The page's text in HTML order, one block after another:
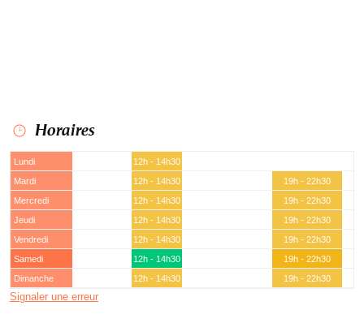
Horaires
Lundi
12h - 14h30
Mardi
12h - 14h30
19h - 22h30
Mercredi
12h - 14h30
19h - 22h30
Jeudi
12h - 14h30
19h - 22h30
Vendredi
12h - 14h30
19h - 22h30
Samedi
12h - 14h30
19h - 22h30
Dimanche
12h - 14h30 19h - 22h30
Signaler une erreur